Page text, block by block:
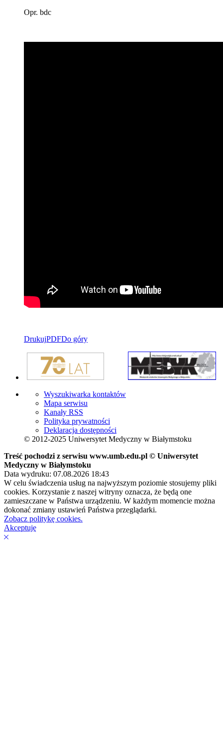
Opr. bdc
DrukujPDFDo góry
Wyszukiwarka kontaktów
Mapa serwisu
Kanały RSS
Polityka prywatności
Deklaracja dostępności
© 2012-2025 Uniwersytet Medyczny w Białymstoku
Treść pochodzi z serwisu www.umb.edu.pl © Uniwersytet
Medyczny w Białymstoku
Data wydruku: 07.08.2026 18:43
W celu świadczenia usług na najwyższym poziomie stosujemy pliki
cookies. Korzystanie z naszej witryny oznacza, że będą one
zamieszczane w Państwa urządzeniu. W każdym momencie można
dokonać zmiany ustawień Państwa przeglądarki.
Zobacz politykę cookies.
Akceptuję